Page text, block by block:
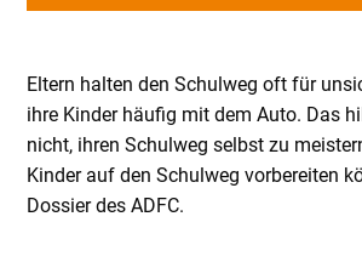
Eltern halten den Schulweg oft für
ihre Kinder häufig mit dem Auto. Das
nicht, ihren Schulweg selbst zu
Kinder auf den Schulweg vorbereiten
Dossier des ADFC.